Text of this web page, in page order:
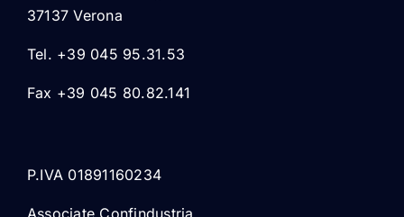
37137 Verona
Tel. +39 045 95.31.53
Fax +39 045 80.82.141
P.IVA 01891160234